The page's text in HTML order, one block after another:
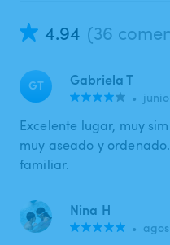
4.94 (36
GT Gabriela T
•
Excelente lugar, muy
muy aseado y
familiar.
Nina H
•